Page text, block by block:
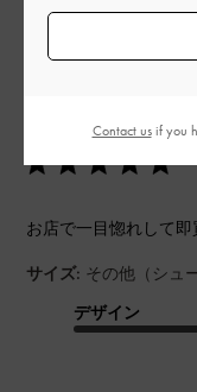
かっこいい
お店で一目惚れして即
サイズ: その他（シュ
デザイン
Contact usif you